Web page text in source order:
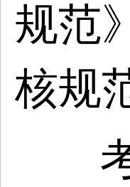
规范
核规